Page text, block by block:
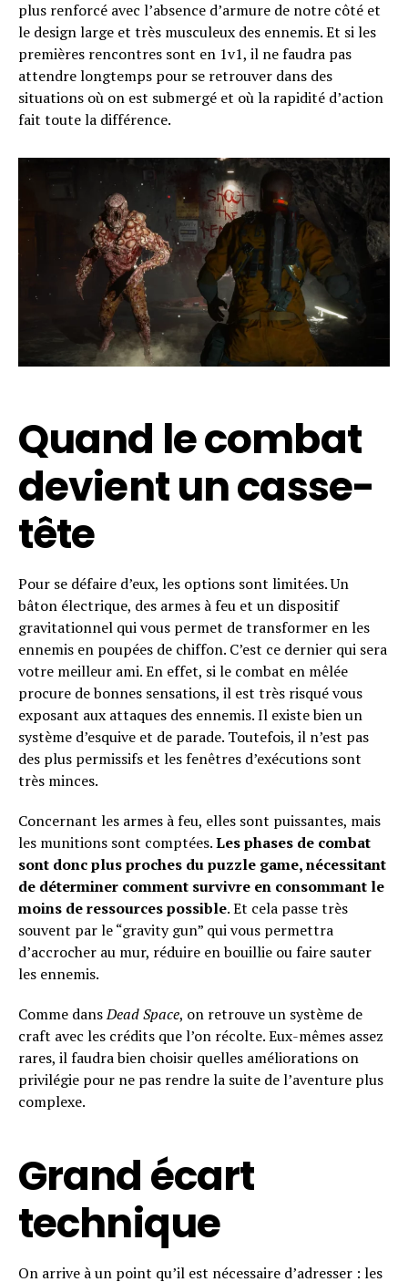
plus renforcé avec l’absence d’armure de notre côté et
le design large et très musculeux des ennemis. Et si les
premières rencontres sont en 1v1, il ne faudra pas
attendre longtemps pour se retrouver dans des
situations où on est submergé et où la rapidité d’action
fait toute la différence.
Quand le combat
devient un casse-
tête
Pour se défaire d’eux, les options sont limitées. Un
bâton électrique, des armes à feu et un dispositif
gravitationnel qui vous permet de transformer en les
ennemis en poupées de chiffon. C’est ce dernier qui sera
votre meilleur ami. En effet, si le combat en mêlée
procure de bonnes sensations, il est très risqué vous
exposant aux attaques des ennemis. Il existe bien un
système d’esquive et de parade. Toutefois, il n’est pas
des plus permissifs et les fenêtres d’exécutions sont
très minces.
Concernant les armes à feu, elles sont puissantes, mais
les munitions sont comptées.Les phases de combat
sont donc plus proches du puzzle game, nécessitant
de déterminer comment survivre en consommant le
moins de ressources possible. Et cela passe très
souvent par le “gravity gun” qui vous permettra
d’accrocher au mur, réduire en bouillie ou faire sauter
les ennemis.
Comme dansDead Space, on retrouve un système de
craft avec les crédits que l’on récolte. Eux-mêmes assez
rares, il faudra bien choisir quelles améliorations on
privilégie pour ne pas rendre la suite de l’aventure plus
complexe.
Grand écart
technique
On arrive à un point qu’il est nécessaire d’adresser : les